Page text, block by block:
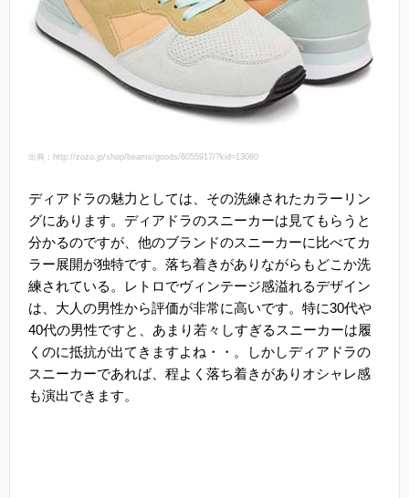
出典：http://zozo.jp/shop/beams/goods/6055917/?kid=13080
ディアドラの魅力としては、その洗練されたカラーリン
グにあります。ディアドラのスニーカーは見てもらうと
分かるのですが、他のブランドのスニーカーに比べてカ
ラー展開が独特です。落ち着きがありながらもどこか洗
練されている。レトロでヴィンテージ感溢れるデザイン
は、大人の男性から評価が非常に高いです。特に30代や
40代の男性ですと、あまり若々しすぎるスニーカーは履
くのに抵抗が出てきますよね・・。しかしディアドラの
スニーカーであれば、程よく落ち着きがありオシャレ感
も演出できます。